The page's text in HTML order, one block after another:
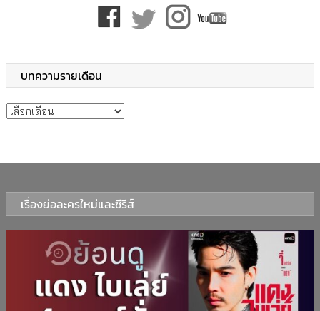
บทความรายเดือน
บทความรายเดือน
เรื่องย่อละครใหม่และซีรีส์